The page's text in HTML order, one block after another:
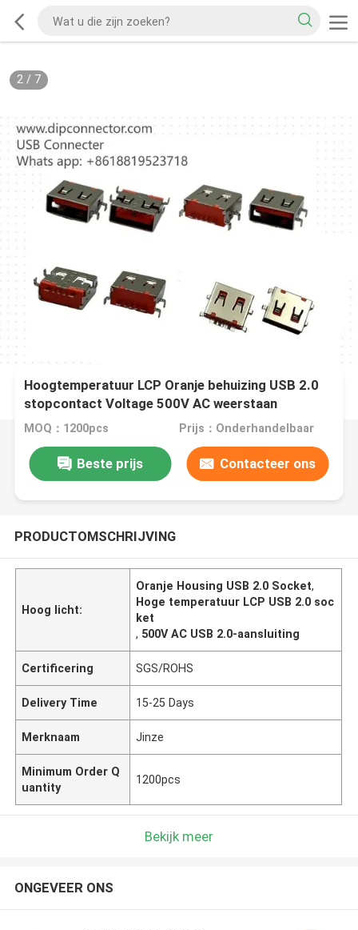
2/ 7
Hoogtemperatuur LCP Oranje behuizing USB 2.0
stopcontact Voltage 500V AC weerstaan
MOQ：1200pcs Prijs：Onderhandelbaar
Beste prijs Contacteer ons
PRODUCTOMSCHRIJVING
Hoog licht:
Oranje Housing USB 2.0 Socket,
Hoge temperatuur LCP USB 2.0 soc
ket
, 500V AC USB 2.0-aansluiting
Certificering SGS/ROHS
Delivery Time 15-25 Days
Merknaam Jinze
Minimum Order Q
uantity
1200pcs
Bekijk meer
ONGEVEER ONS